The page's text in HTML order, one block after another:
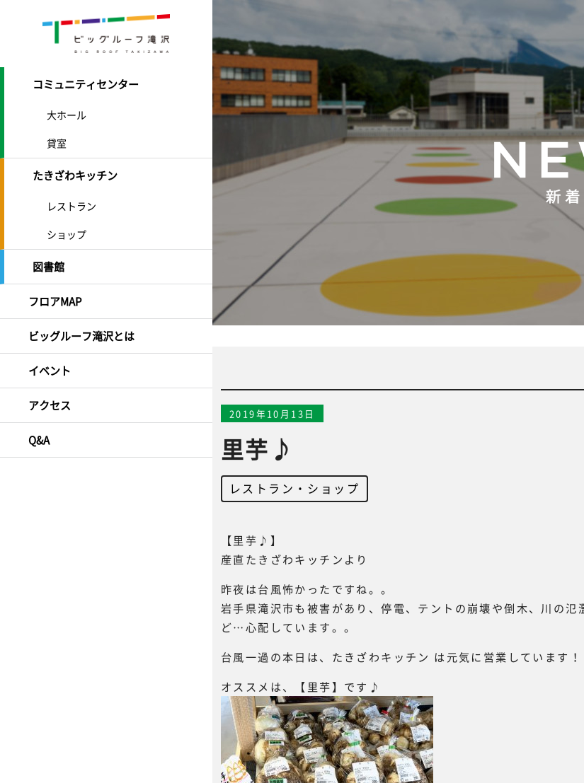
コミュニティセンター
大ホール
貸室
たきざわキッチン
レストラン
ショップ
図書館
フロアMAP
ビッグルーフ滝沢とは
イベント
アクセス
Q&A
2019年10月13日
里芋♪
レストラン・ショップ
【里芋♪】
産直たきざわキッチンより
昨夜は台風怖かったですね。。
岩手県滝沢市も被害があり、停電、テントの崩壊や倒木、川の氾
ど…心配しています。。
台風一過の本日は、たきざわキッチン は元気に営業しています！
オススメは、【里芋】です♪